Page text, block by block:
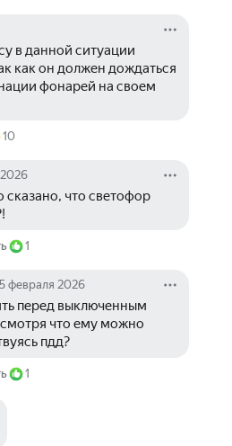
в данной ситуации
как он должен дождаться
фонарей на своем
10
сказано, что светофор
1
февраля 2026
перед выключенным
что ему можно
пдд?
1